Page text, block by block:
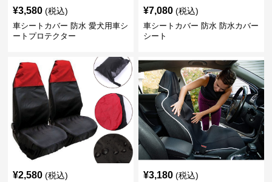
¥3,580 (税込)
車シートカバー 防水 愛犬用車シ
ートプロテクター
¥7,080 (税込)
車シートカバー 防水 防水カバー
シート
¥2,580 (税込) ¥3,180 (税込)